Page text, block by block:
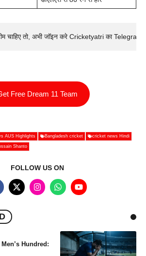
चाहिए तो, अभी जॉइन करे Cricketyatri का
Free Dream 11 Team
AUS Highlights Bangladesh cricket cricket news Hindi
Shanto
FOLLOW US ON
Hundred: